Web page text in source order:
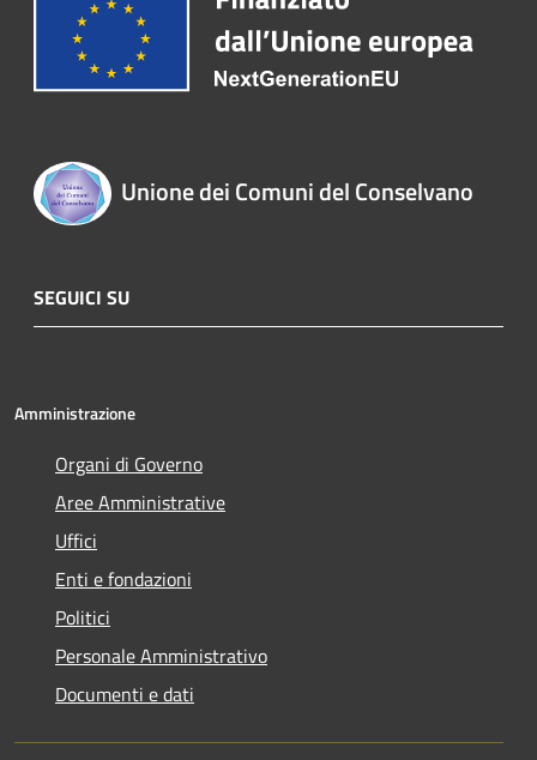
Unione dei Comuni del Conselvano
SEGUICI SU
Amministrazione
Organi di Governo
Aree Amministrative
Uffici
Enti e fondazioni
Politici
Personale Amministrativo
Documenti e dati